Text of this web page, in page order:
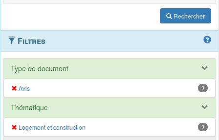
Rechercher
Filtres
Type de document
Avis 2
Thématique
Logement et construction 2